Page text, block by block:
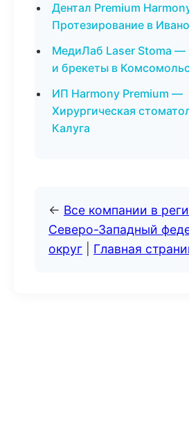
Дентал Premium
Протезирование в
МедиЛаб Laser Stoma —
и брекеты в
ИП Harmony Premium —
Хирургическая
Калуга
← Все компании в
Северо-Западный
округ
Главная